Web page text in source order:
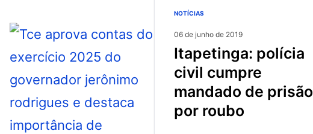
NOTÍCIAS
06 de junho de 2019
itapetinga: polícia
civil cumpre
mandado de prisão
por roubo